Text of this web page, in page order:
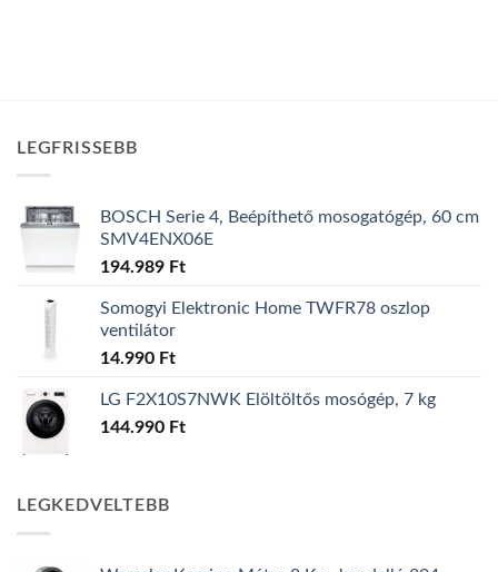
LEGFRISSEBB
BOSCH Serie 4, Beépíthető mosogatógép, 60 cm
SMV4ENX06E
194.989 Ft
Somogyi Elektronic Home TWFR78 oszlop
ventilátor
14.990 Ft
LG F2X10S7NWK Elöltöltős mosógép, 7 kg
144.990 Ft
LEGKEDVELTEBB